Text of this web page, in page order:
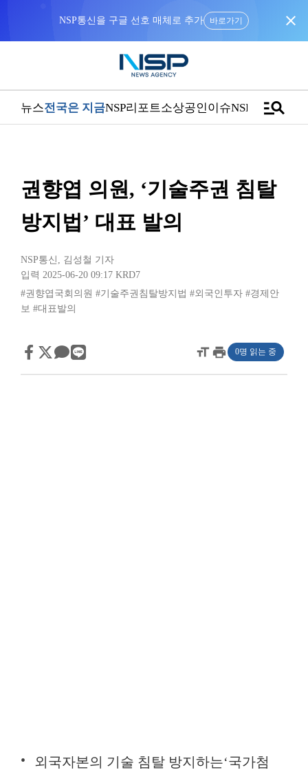
NSP통신을 구글 선호 매체로 추가 바로가기 close
뉴스전국은 지금NSP리포트소상공인이슈NSPTVmanage_search
권향엽 의원, ‘기술주권 침탈
방지법’ 대표 발의
NSP통신 , 김성철 기자
입력 2025-06-20 09:17 KRD7
#권향엽국회의원 #기술주권침탈방지법 #외국인투자 #경제안
보 #대표발의
format_sizeprint 0명 읽는 중
외국자본의 기술 침탈 방지하는‘국가첨